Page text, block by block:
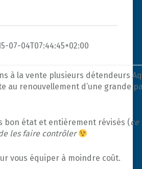
07-04T07:44:45+02:00
à la vente plusieurs détendeurs
au renouvellement d’une grande
bon état et entièrement révisés (ce
les faire contrôler
vous équiper à moindre coût.